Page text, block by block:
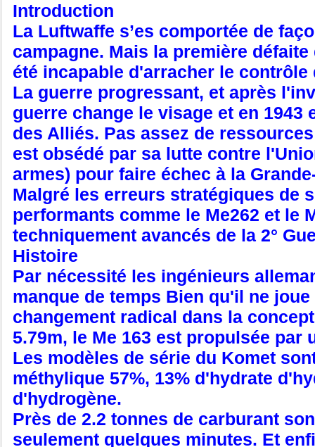
Introduction
La Luftwaffe s’es comportée de
campagne. Mais la première
été incapable d'arracher le
La guerre progressant, et après
guerre change le visage et en
des Alliés. Pas assez de
est obsédé par sa lutte contre
armes) pour faire échec à la
Malgré les erreurs stratégiques de
performants comme le Me262 et le
techniquement avancés de la 2°
Histoire
Par nécessité les ingénieurs
manque de temps Bien qu'il ne
changement radical dans la
5.79m, le Me 163 est propulsée
Les modèles de série du Komet
méthylique 57%, 13% d'hydrate
d'hydrogène.
Près de 2.2 tonnes de carburant
seulement quelques minutes. Et